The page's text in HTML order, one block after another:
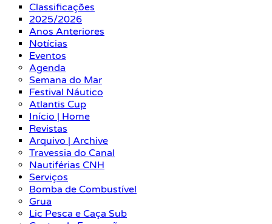
Classificações
2025/2026
Anos Anteriores
Notícias
Eventos
Agenda
Semana do Mar
Festival Náutico
Atlantis Cup
Início | Home
Revistas
Arquivo | Archive
Travessia do Canal
Nautiférias CNH
Serviços
Bomba de Combustível
Grua
Lic Pesca e Caça Sub